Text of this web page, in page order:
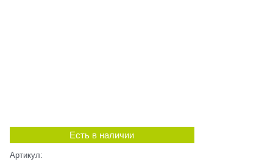
Есть в наличии
Артикул: